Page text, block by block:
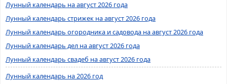
Лунный календарь на август 2026 года
Лунный календарь стрижек на август 2026 года
Лунный календарь огородника и садовода на август 2026 года
Лунный календарь дел на август 2026 года
Лунный календарь свадеб на август 2026 года
Лунный календарь на 2026 год